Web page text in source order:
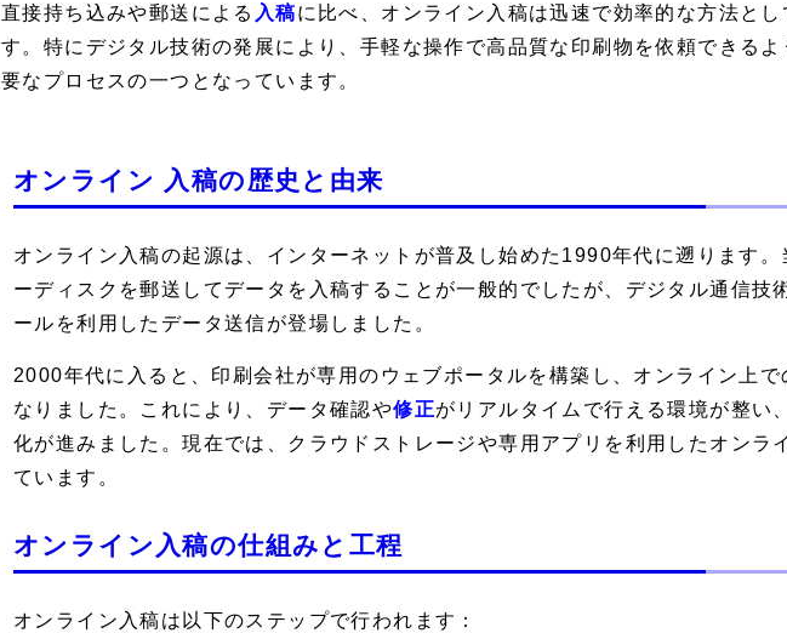
直接持ち込みや郵送による 入稿に比べ、オンライン入稿は迅速で効率的な方法とし
す。特にデジタル技術の発展により、手軽な操作で高品質な印刷物を依頼できる
要なプロセスの一つとなっています。
オンライン 入稿の歴史と由来
オンライン入稿の起源は、インターネットが普及し始めた1990年代に遡ります
ーディスクを郵送してデータを入稿することが一般的でしたが、デジタル通信技
ールを利用したデータ送信が登場しました。
2000年代に入ると、印刷会社が専用のウェブポータルを構築し、オンライン上で
なりました。これにより、データ確認や修正がリアルタイムで行える環境が整い
化が進みました。現在では、クラウドストレージや専用アプリを利用したオンラ
ています。
オンライン入稿の仕組みと工程
オンライン入稿は以下のステップで行われます：